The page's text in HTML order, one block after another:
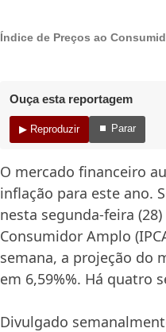
Índice de Preços ao
Ouça esta reportagem
▶ Reproduzir ⏹ Parar
O mercado financeiro
inflação para este ano.
nesta segunda-feira
Consumidor Amplo
semana, a projeção do
em 6,59%%. Há quatro
Divulgado